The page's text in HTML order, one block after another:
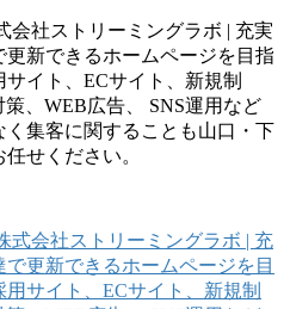
会社ストリーミングラボ | 充実
新できるホームページを目指
イト、ECサイト、新規制
、WEB広告、 SNS運用など
集客に関することも山口・下
せください。